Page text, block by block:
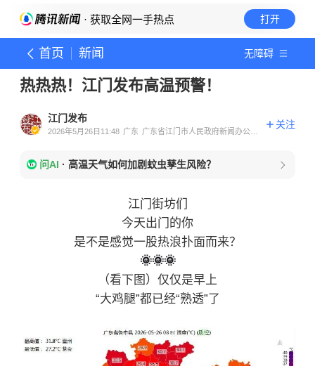
· 获取全网一手热点 打开
首页 新闻 无障碍
热热热！江门发布高温预警！
江门发布
2026年5月26日11:48 广东 广东省江门市人民政府新闻办公室
关注
问AI · 高温天气如何加剧蚊虫孳生风险？
江门街坊们
今天出门的你
是不是感觉一股热浪扑面而来？
🌞🌞🌞
（看下图）仅仅是早上
“大鸡腿”都已经“熟透”了